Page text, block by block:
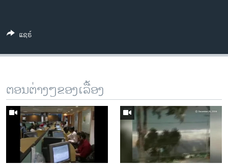
ພາສາຕ່າງໆ
ແຊຣ໌
ຕອນຕ່າງໆຂອງເລື້ອງ